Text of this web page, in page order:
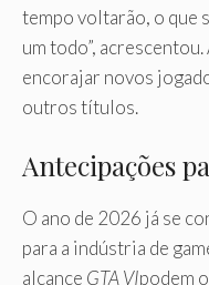
tempo voltarão, o que
um todo”,
encorajar novos
outros títulos.
Antecipações
O ano de 2026 já se
para a indústria de
alcance GTA VIpodem